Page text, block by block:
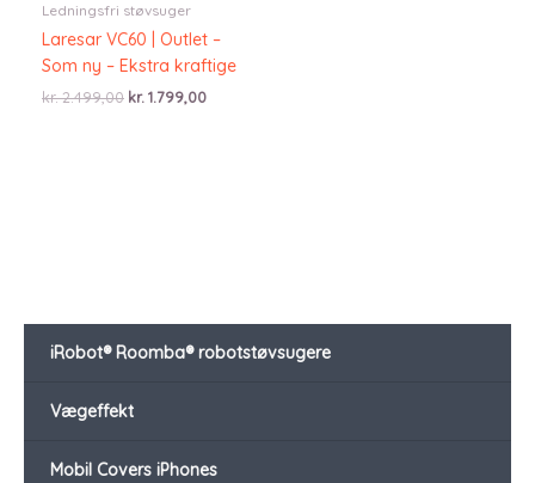
iRobot® Roomba® robotstøvsugere
Vægeffekt
Mobil Covers iPhones
Ledningsfri støvsuger
Laresar VC60 | Outlet –
Som ny – Ekstra kraftige
kr.2.499,00 Den
kr. 1.799,00Den